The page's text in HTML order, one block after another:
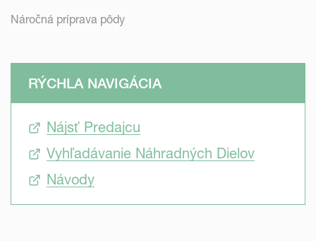
Náročná príprava pôdy
RÝCHLA NAVIGÁCIA
Nájsť Predajcu
Vyhľadávanie Náhradných Dielov
Návody